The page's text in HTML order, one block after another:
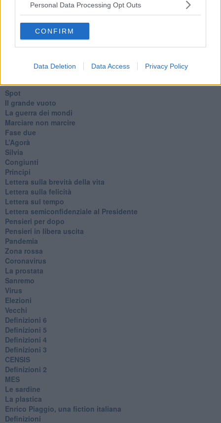
Personal Data Processing Opt Outs
CONFIRM
Data Deletion Data Access Privacy Policy
​Il responso
Willy
Non lo so
Destino
Commissari
Grullaia
Spot
​Il grande vuoto
​La guerra dei mondi
Marciare non marcire
Fase due
L’Agorà
Silvia
Congiunti
Principi
​Lettera sulla brevità della vita
​Lettera sulla felicità
​Lettera sul tempo
Lettera semiconfidenziale al Presidente
Pensieri per dopo
​Pensieri in libera uscita
Pandemia
Zona rossa
Coronavirus
La prostata
Sanremo
Virus
Elezioni
Vecchi
Definizioni 6
Definizioni 5
Definizioni 4
Definizioni 3
CENSIS
​Definizioni 2
MES
Le sardine
La plastica
​Enrico Piaggio, una fiction italiana
Definizioni